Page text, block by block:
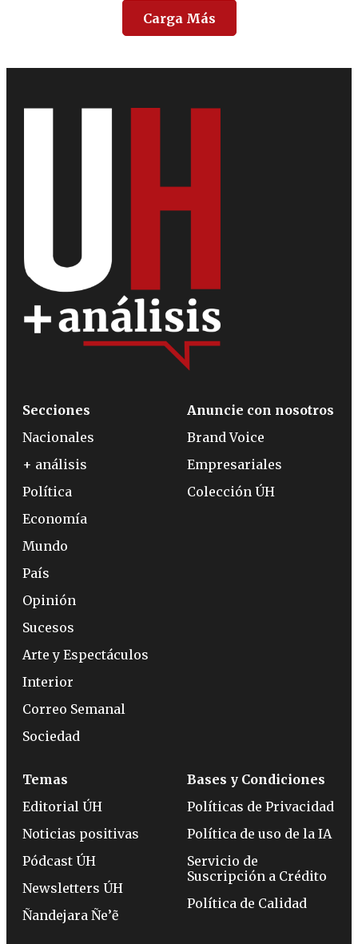
Carga Más
Secciones
Nacionales
+ análisis
Política
Economía
Mundo
País
Opinión
Sucesos
Arte y Espectáculos
Interior
Correo Semanal
Sociedad
Anuncie con nosotros
Brand Voice
Empresariales
Colección ÚH
Temas
Editorial ÚH
Noticias positivas
Pódcast ÚH
Newsletters ÚH
Ñandejara Ñe’ẽ
Bases y Condiciones
Políticas de Privacidad
Política de uso de la IA
Servicio de
Suscripción a Crédito
Política de Calidad